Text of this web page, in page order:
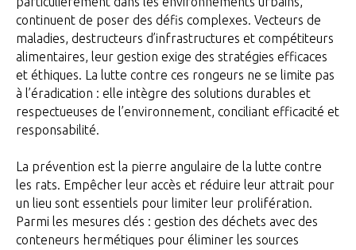
continuent de poser des défis complexes. Vecteurs de
maladies, destructeurs d’infrastructures et compétiteurs
alimentaires, leur gestion exige des stratégies efficaces
et éthiques. La lutte contre ces rongeurs ne se limite pas
à l’éradication : elle intègre des solutions durables et
respectueuses de l’environnement, conciliant efficacité et
responsabilité.
La prévention est la pierre angulaire de la lutte contre
les rats. Empêcher leur accès et réduire leur attrait pour
un lieu sont essentiels pour limiter leur prolifération.
Parmi les mesures clés : gestion des déchets avec des
conteneurs hermétiques pour éliminer les sources